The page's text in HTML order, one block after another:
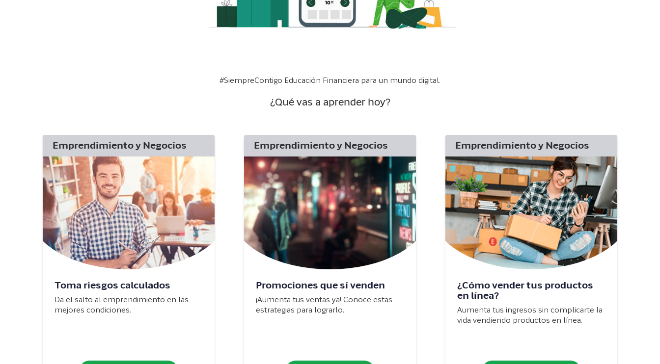
#SiempreContigo Educación Financiera para un mundo digital.
¿Qué vas a aprender hoy?
Emprendimiento y Negocios
Toma riesgos calculados
Da el salto al emprendimiento en las
mejores condiciones.
Emprendimiento y Negocios
Promociones que sí venden
¡Aumenta tus ventas ya! Conoce estas
estrategias para lograrlo.
Emprendimiento y Negocios
¿Cómo vender tus productos
en línea?
Aumenta tus ingresos sin complicarte la
vida vendiendo productos en línea.